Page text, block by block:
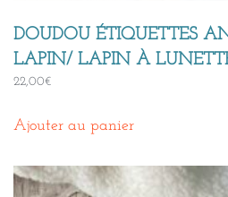
DOUDOU ÉTIQUETTES
LAPIN/ LAPIN À
22,00€
Ajouter au panier